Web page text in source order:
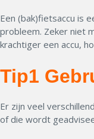
Een (bak)fietsaccu is
probleem. Zeker niet
krachtiger een accu,
Tip1
Er zijn veel
of die wordt